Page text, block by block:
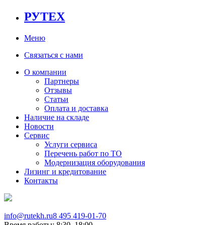
РУТЕХ
Меню
Связаться с нами
О компании
Партнеры
Отзывы
Статьи
Оплата и доставка
Наличие на складе
Новости
Сервис
Услуги сервиса
Перечень работ по ТО
Модернизация оборудования
Лизинг и кредитование
Контакты
info@rutekh.ru8 495 419-01-70